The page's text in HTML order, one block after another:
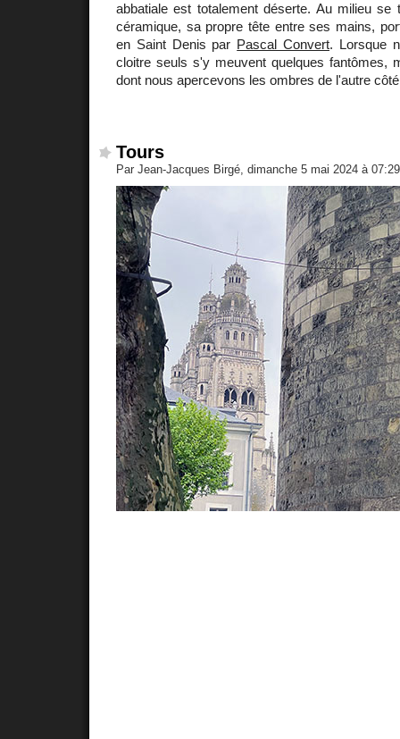
abbatiale est totalement déserte. Au milieu se
céramique, sa propre tête entre ses mains,
en Saint Denis par Pascal Convert. Lorsque
cloitre seuls s'y meuvent quelques fantômes,
dont nous apercevons les ombres de l'autre
Tours
Par Jean-Jacques Birgé, dimanche 5 mai 2024 à